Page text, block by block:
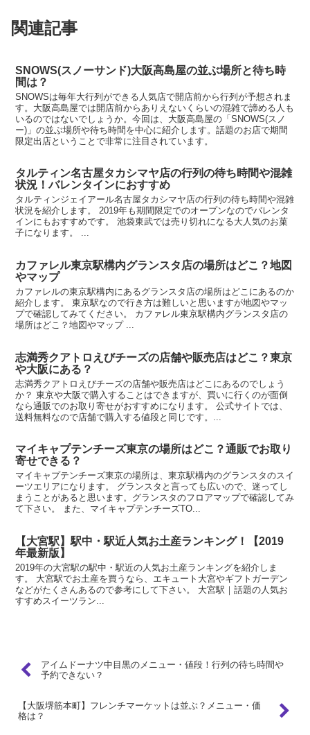
関連記事
SNOWS(スノーサンド)大阪高島屋の並ぶ場所と待ち時
間は？
SNOWSは毎年大行列ができる人気店で開店前から行列が予想されま
す。大阪高島屋では開店前からありえないくらいの混雑で諦める人も
いるのではないでしょうか。今回は、大阪高島屋の「SNOWS(スノ
ー)」の並ぶ場所や待ち時間を中心に紹介します。話題のお店で期間
限定出店ということで非常に注目されています。
タルティン名古屋タカシマヤ店の行列の待ち時間や混雑
状況！バレンタインにおすすめ
タルティンジェイアール名古屋タカシマヤ店の行列の待ち時間や混雑
状況を紹介します。 2019年も期間限定でのオープンなのでバレンタ
インにもおすすめです。 池袋東武では売り切れになる大人気のお菓
子になります。 ...
カファレル東京駅構内グランスタ店の場所はどこ？地図
やマップ
カファレルの東京駅構内にあるグランスタ店の場所はどこにあるのか
紹介します。 東京駅なので行き方は難しいと思いますが地図やマッ
プで確認してみてください。 カファレル東京駅構内グランスタ店の
場所はどこ？地図やマップ ...
志満秀クアトロえびチーズの店舗や販売店はどこ？東京
や大阪にある？
志満秀クアトロえびチーズの店舗や販売店はどこにあるのでしょう
か？ 東京や大阪で購入することはできますが、買いに行くのが面倒
なら通販でのお取り寄せがおすすめになります。 公式サイトでは、
送料無料なので店舗で購入する値段と同じです。...
マイキャプテンチーズ東京の場所はどこ？通販でお取り
寄せできる？
マイキャプテンチーズ東京の場所は、東京駅構内のグランスタのスイ
ーツエリアになります。 グランスタと言っても広いので、迷ってし
まうことがあると思います。グランスタのフロアマップで確認してみ
て下さい。 また、マイキャプテンチーズTO...
【大宮駅】駅中・駅近人気お土産ランキング！【2019
年最新版】
2019年の大宮駅の駅中・駅近の人気お土産ランキングを紹介しま
す。 大宮駅でお土産を買うなら、エキュート大宮やギフトガーデン
などがたくさんあるので参考にして下さい。 大宮駅｜話題の人気お
すすめスイーツラン...
アイムドーナツ中目黒のメニュー・値段！行列の待ち時間や
予約できない？
【大阪堺筋本町】フレンチマーケットは並ぶ？メニュー・価
格は？